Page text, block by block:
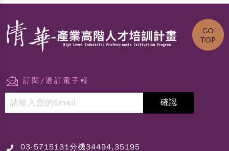
訂閱/退訂電子報
03-5715131分機34494,35195